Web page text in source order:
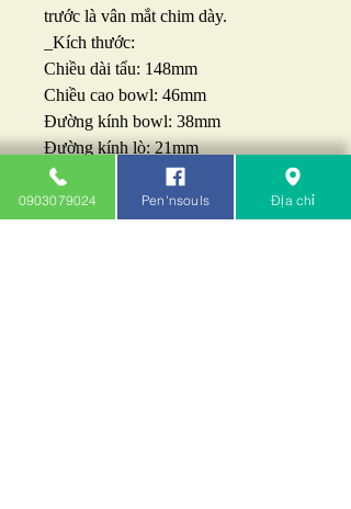
trước là vân mắt chim dày.
_Kích thước:
Chiều dài tẩu: 148mm
Chiều cao bowl: 46mm
Đường kính bowl: 38mm
Đường kính lò: 21mm
Chiều sâu lò: 38mm
_ Giá: 6tr8.
0903079024 Pen'nsouls Địa chỉ